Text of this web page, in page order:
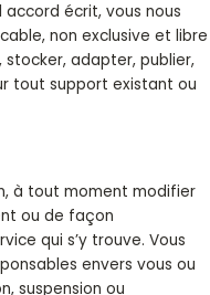
accord écrit, vous nous
non exclusive et libre
adapter, publier,
tout support existant ou
à tout moment modifier
ou de façon
qui s’y trouve. Vous
envers vous ou
suspension ou